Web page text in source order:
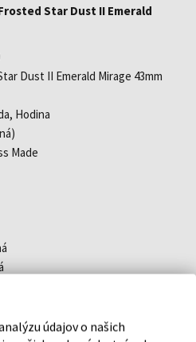
Star Dust II Emerald
Dust II Emerald Mirage 43mm
Hodina
Made
údajov o našich